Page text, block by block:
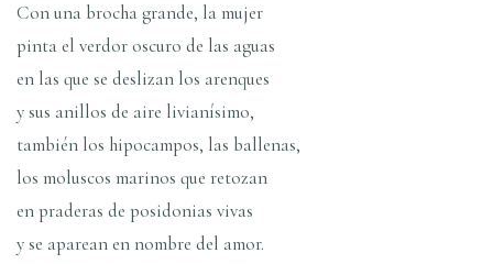
Con una brocha grande, la mujer
pinta el verdor oscuro de las aguas
en las que se deslizan los arenques
y sus anillos de aire livianí­simo,
también los hipocampos, las ballenas,
los moluscos marinos que retozan
en praderas de posidonias vivas
y se aparean en nombre del amor.